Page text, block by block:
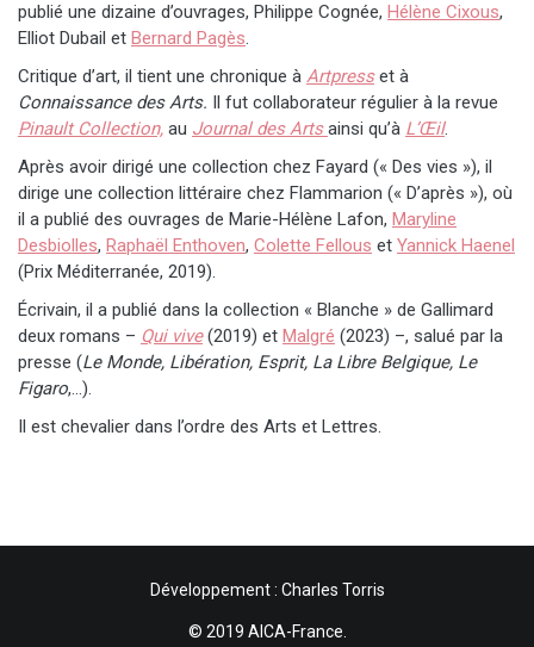
publié une dizaine d’ouvrages, Philippe Cognée, Hélène Cixous,
Elliot Dubail et Bernard Pagès.
Critique d’art, il tient une chronique à Artpress et à
Connaissance des Arts. Il fut collaborateur régulier à la revue
Pinault Collection, au Journal des Artsainsi qu’à L’Œil.
Après avoir dirigé une collection chez Fayard (« Des vies »), il
dirige une collection littéraire chez Flammarion (« D’après »), où
il a publié des ouvrages de Marie-Hélène Lafon, Maryline
Desbiolles, Raphaël Enthoven, Colette Fellous et Yannick Haenel
(Prix Méditerranée, 2019).
Écrivain, il a publié dans la collection « Blanche » de Gallimard
deux romans – Qui vive (2019) et Malgré (2023) –, salué par la
presse (Le Monde, Libération, Esprit, La Libre Belgique, Le
Figaro,…).
Il est chevalier dans l’ordre des Arts et Lettres.
Développement : Charles Torris
© 2019 AICA-France.